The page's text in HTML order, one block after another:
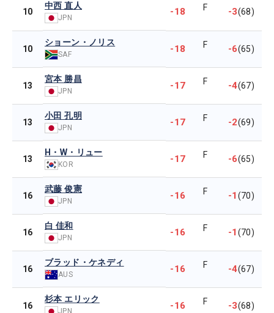
10
中西 直人
JPN
-18 F -3(68)
10
ショーン・ノリス
SAF -18 F -6(65)
13
宮本 勝昌
JPN -17 F -4(67)
13
小田 孔明
JPN -17 F -2(69)
13
H・W・リュー
KOR -17 F -6(65)
16
武藤 俊憲
JPN -16 F -1(70)
16
白 佳和
JPN -16 F -1(70)
16
ブラッド・ケネディ
AUS -16 F -4(67)
16
杉本 エリック
JPN -16 F -3(68)